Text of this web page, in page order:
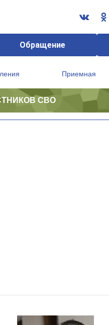
Обращение
Приемная
СВО